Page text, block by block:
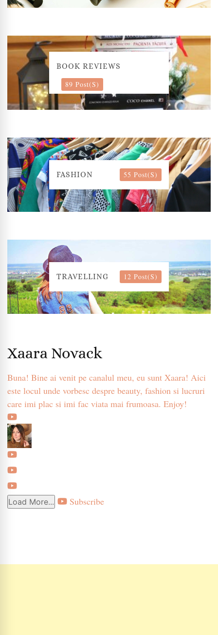
BOOK REVIEWS
89 Post(s)
FASHION 55 Post(s)
TRAVELLING 12 Post(s)
Xaara Novack
Buna! Bine ai venit pe canalul meu, eu sunt Xaara! Aici
este locul unde vorbesc despre beauty, fashion si lucruri
care imi plac si imi fac viata mai frumoasa. Enjoy!
Load More... Subscribe